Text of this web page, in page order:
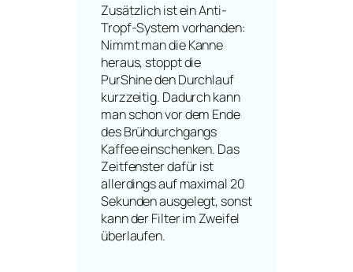
Zusätzlich ist ein Anti-
Tropf-System vorhanden:
Nimmt man die Kanne
heraus, stoppt die
PurShine den Durchlauf
kurzzeitig. Dadurch kann
man schon vor dem Ende
des Brühdurchgangs
Kaffee einschenken. Das
Zeitfenster dafür ist
allerdings auf maximal 20
Sekunden ausgelegt, sonst
kann der Filter im Zweifel
überlaufen.